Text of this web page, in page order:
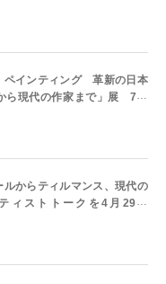
ペインティング 革新の日本
ら現代の作家まで」展 7月
ルからティルマンス、現代の
ィストトークを4月29日
開催